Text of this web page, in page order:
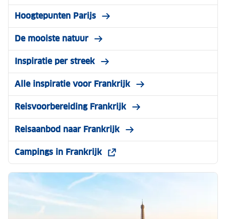
Hoogtepunten Parijs
De mooiste natuur
Inspiratie per streek
Alle inspiratie voor Frankrijk
Reisvoorbereiding Frankrijk
Reisaanbod naar Frankrijk
Campings in Frankrijk